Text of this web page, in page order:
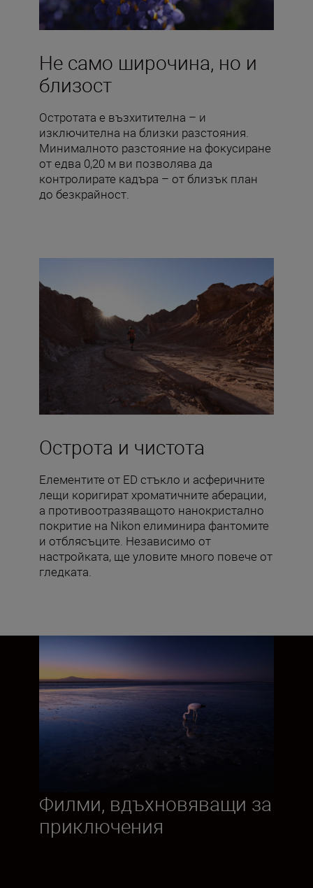
Не само широчина, но и
близост
Остротата е възхитителна – и
изключителна на близки разстояния.
Минималното разстояние на фокусиране
от едва 0,20 м ви позволява да
контролирате кадъра – от близък план
до безкрайност.
Острота и чистота
Елементите от ED стъкло и асферичните
лещи коригират хроматичните аберации,
а противоотразяващото нанокристално
покритие на Nikon елиминира фантомите
и отблясъците. Независимо от
настройката, ще уловите много повече от
гледката.
Филми, вдъхновяващи за
приключения